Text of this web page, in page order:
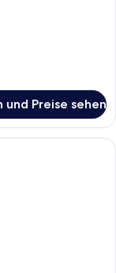
und Preise sehen
zwei Stühlen, einem